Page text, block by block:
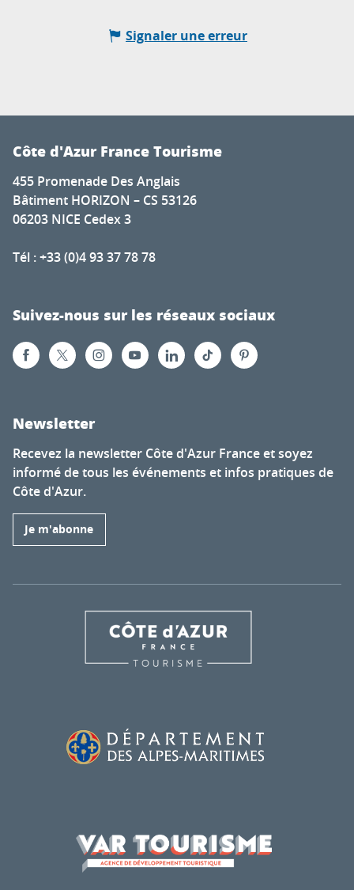
Signaler une erreur
Côte d'Azur France Tourisme
455 Promenade Des Anglais
Bâtiment HORIZON – CS 53126
06203 NICE Cedex 3
Tél : +33 (0)4 93 37 78 78
Suivez-nous sur les réseaux sociaux
Newsletter
Recevez la newsletter Côte d'Azur France et soyez
informé de tous les événements et infos pratiques de
Côte d'Azur.
Je m'abonne